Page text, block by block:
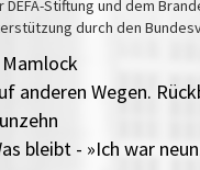
Stiftung und dem
durch den
anderen Wegen.
bleibt - »Ich war